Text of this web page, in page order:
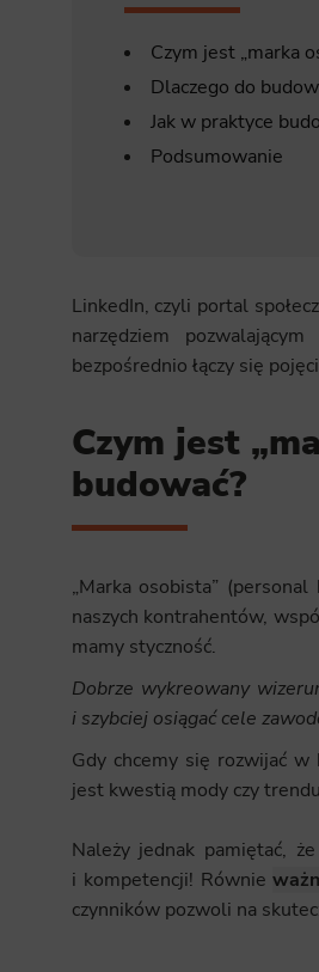
Czym jest „marka
Dlaczego do
Jak w praktyce
Podsumowanie
LinkedIn, czyli portal
narzędziem
bezpośrednio łączy się
Czym jest
budować?
„Marka osobista”
naszych kontrahentów,
mamy styczność.
Dobrze wykreowany
i szybciej osiągać cele
Gdy chcemy się rozwijać
jest kwestią mody czy
Należy jednak pamiętać,
i kompetencji! Równie
czynników pozwoli na